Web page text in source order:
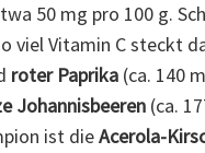
50 mg pro 100 g.
viel Vitamin C steckt
roter Paprika(ca. 140
Johannisbeeren(ca.
ist dieAcerola-